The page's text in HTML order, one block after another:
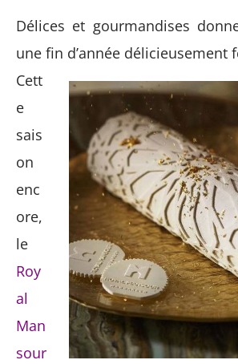
Délices et gourmandises
une fin d’année délicieusement
Cett
e
sais
on
enc
ore,
le
Roy
al
Man
sour